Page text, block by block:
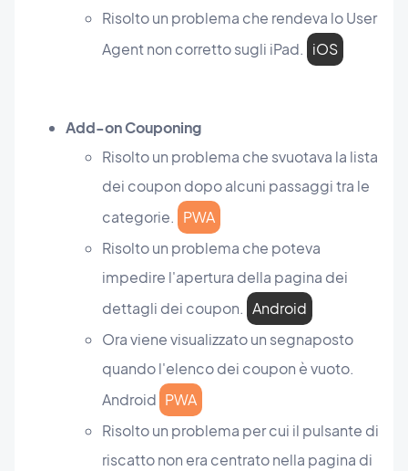
Risolto un problema che rendeva lo User
Agent non corretto sugli iPad. iOS
Add-on Couponing
Risolto un problema che svuotava la lista
dei coupon dopo alcuni passaggi tra le
categorie. PWA
Risolto un problema che poteva
impedire l'apertura della pagina dei
dettagli dei coupon. Android
Ora viene visualizzato un segnaposto
quando l'elenco dei coupon è vuoto.
Android PWA
Risolto un problema per cui il pulsante di
riscatto non era centrato nella pagina di